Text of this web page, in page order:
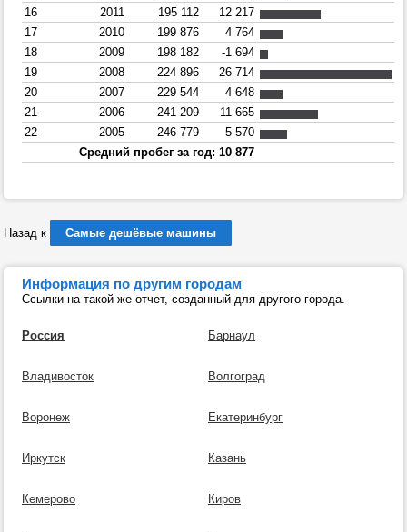
16
2011 195 112
12 217
17
2010 199 876
4 764
18
2009 198 182
-1 694
19
2008 224 896
26 714
20
2007 229 544
4 648
21
2006 241 209
11 665
22
2005 246 779
5 570
Средний пробег за год: 10 877
Назад к Самые дешёвые машины
Информация по другим городам
Ссылки на такой же отчет, созданный для другого города.
Россия Барнаул
Владивосток Волгоград
Воронеж Екатеринбург
Иркутск Казань
Кемерово Киров